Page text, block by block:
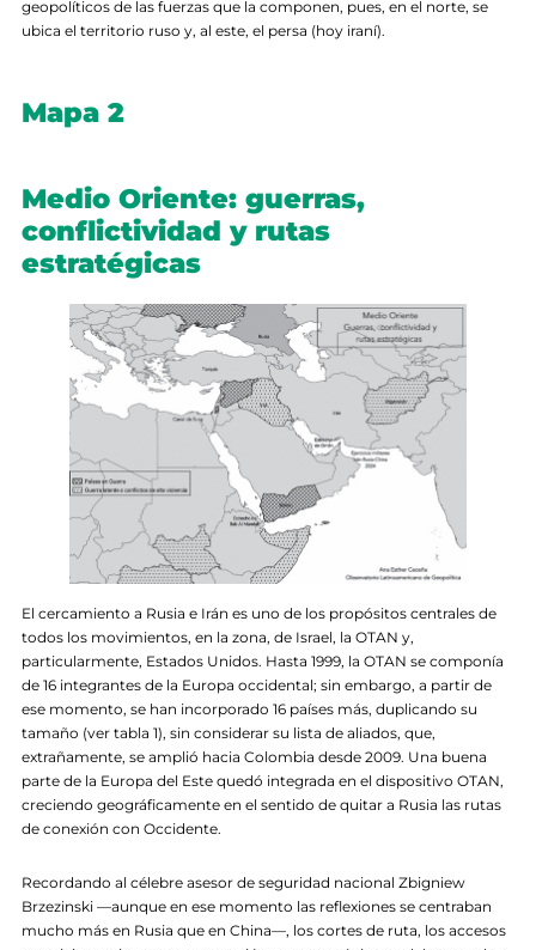
geopolíticos de las fuerzas que la componen, pues, en el norte, se
ubica el territorio ruso y, al este, el persa (hoy iraní).
Mapa 2
Medio Oriente: guerras,
conflictividad y rutas
estratégicas
El cercamiento a Rusia e Irán es uno de los propósitos centrales de
todos los movimientos, en la zona, de Israel, la OTAN y,
particularmente, Estados Unidos. Hasta 1999, la OTAN se componía
de 16 integrantes de la Europa occidental; sin embargo, a partir de
ese momento, se han incorporado 16 países más, duplicando su
tamaño (ver tabla 1), sin considerar su lista de aliados, que,
extrañamente, se amplió hacia Colombia desde 2009. Una buena
parte de la Europa del Este quedó integrada en el dispositivo OTAN,
creciendo geográficamente en el sentido de quitar a Rusia las rutas
de conexión con Occidente.
Recordando al célebre asesor de seguridad nacional Zbigniew
Brzezinski —aunque en ese momento las reflexiones se centraban
mucho más en Rusia que en China—, los cortes de ruta, los accesos